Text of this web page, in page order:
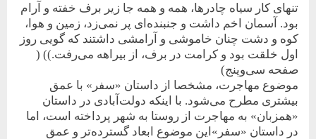
تنهای کار سیاه چادرها، همه و همه جا زیر برف خفته و آرام
بود. آسمان اخم داشت و جنبنده‌ای پر نمی‌زد، زمین و هوا،
کوه و دشت چنان خاموشی و آرامشی داشتند که گویی روز
اول خلقت بود و کرامت در برف، از بیراهه می‌رفت.)) (
صفحه سی‌وپنج)
موضوع مهاجرت، مشخصا از داستان «سفر» با عمق
بیشتری مطرح می‌شود. با اینکه دولت‌آبادی در داستان
«همزبان» به مهاجرت از روستا به شهر پرداخته است، اما
در داستان «سفر»این موضوع ابعاد گسترده‌تر و عمق